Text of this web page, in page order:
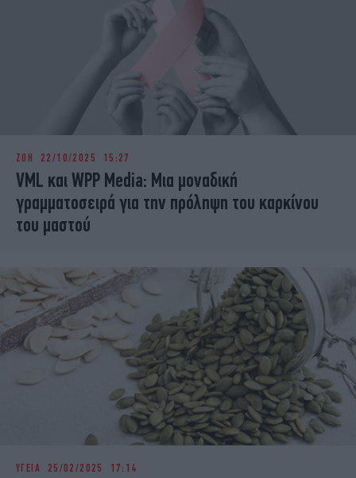
ΖΩΗ 22/10/2025 15:27
VML και WPP Media: Μια μοναδική
γραμματοσειρά για την πρόληψη του καρκίνου
του μαστού
ΥΓΕΙΑ 25/02/2025 17:14